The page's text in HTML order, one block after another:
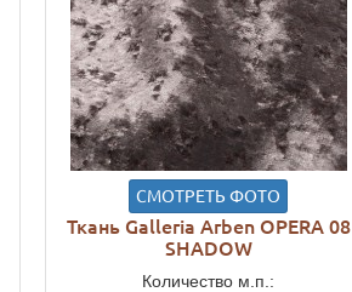
СМОТРЕТЬ ФОТО
Ткань Galleria Arben OPERA 08
SHADOW
Количество м.п.: